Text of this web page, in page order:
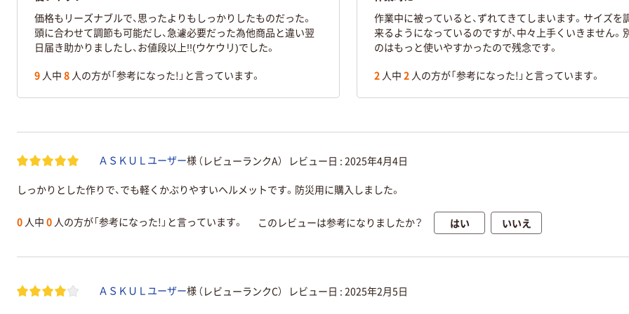
価格もリーズナブルで、思ったよりもしっかりしたものだった。
頭に合わせて調節も可能だし、急遽必要だった為他商品と違い翌
日届き助かりましたし、お値段以上!!(ウケウリ)でした。
9 人中 8 人の方が「参考になった!」と言っています。
作業中に被っていると、ずれてきてしまいます。サイズを
来るようになっているのですが、中々上手くいきません。
のはもっと使いやすかったので残念です。
2人中 2人の方が「参考になった!」と言っています。
ＡＳＫＵＬユーザー様 （レビューランクA） レビュー日 : 2025年4月4日
しっかりとした作りで、でも軽くかぶりやすいヘルメットです。防災用に購入しました。
0 人中 0 人の方が「参考になった!」と言っています。 このレビューは参考になりましたか？ はい いいえ
ＡＳＫＵＬユーザー様 （レビューランクC） レビュー日 : 2025年2月5日